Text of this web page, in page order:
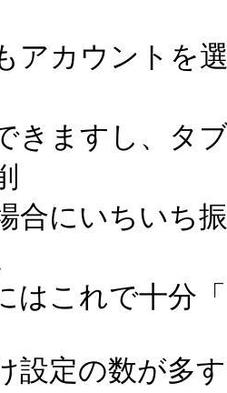
アカウントを
きますし、タ
合にいちいち
はこれで十分
設定の数が多